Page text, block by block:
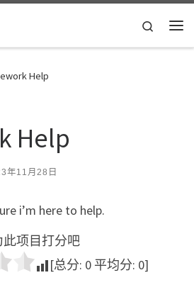
Search
Help
Help
年11月28日
i’m here to help.
此项目打分吧
[总分: 0 平均分: 0]